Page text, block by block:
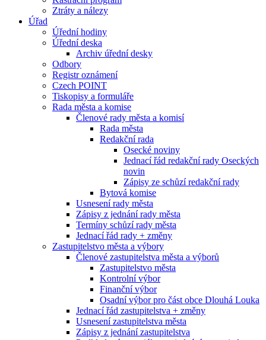
Ztráty a nálezy
Úřad
Úřední hodiny
Úřední deska
Archiv úřední desky
Odbory
Registr oznámení
Czech POINT
Tiskopisy a formuláře
Rada města a komise
Členové rady města a komisí
Rada města
Redakční rada
Osecké noviny
Jednací řád redakční rady Oseckých
novin
Zápisy ze schůzí redakční rady
Bytová komise
Usnesení rady města
Zápisy z jednání rady města
Termíny schůzí rady města
Jednací řád rady + změny
Zastupitelstvo města a výbory
Členové zastupitelstva města a výborů
Zastupitelstvo města
Kontrolní výbor
Finanční výbor
Osadní výbor pro část obce Dlouhá Louka
Jednací řád zastupitelstva + změny
Usnesení zastupitelstva města
Zápisy z jednání zastupitelstva